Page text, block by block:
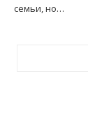
семьи, но…